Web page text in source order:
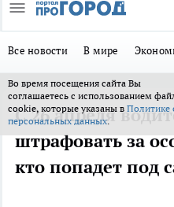
Все новости В мире
Во время посещения сайта Вы
соглашаетесь с использованием
cookie, которые указаны в Политике
персональных данных.
С 26 апреля
штрафовать за
кто попадет под